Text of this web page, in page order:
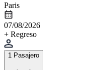
Paris
07/08/2026
+ Regreso
1 Pasajero